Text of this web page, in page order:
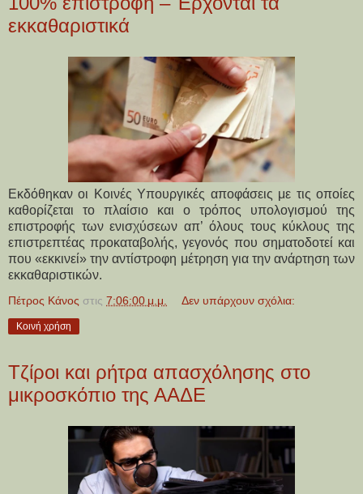
εκκαθαριστικά
Εκδόθηκαν οι Κοινές Υπουργικές αποφάσεις με τις οποίες
καθορίζεται το πλαίσιο και ο τρόπος υπολογισμού της
επιστροφής των ενισχύσεων απ’ όλους τους κύκλους της
επιστρεπτέας προκαταβολής, γεγονός που σηματοδοτεί και
που «εκκινεί» την αντίστροφη μέτρηση για την ανάρτηση των
εκκαθαριστικών.
Πέτρος Κάνος στις 7:06:00 μ.μ. Δεν υπάρχουν σχόλια:
Κοινή χρήση
Τζίροι και ρήτρα απασχόλησης στο
μικροσκόπιο της ΑΑΔΕ